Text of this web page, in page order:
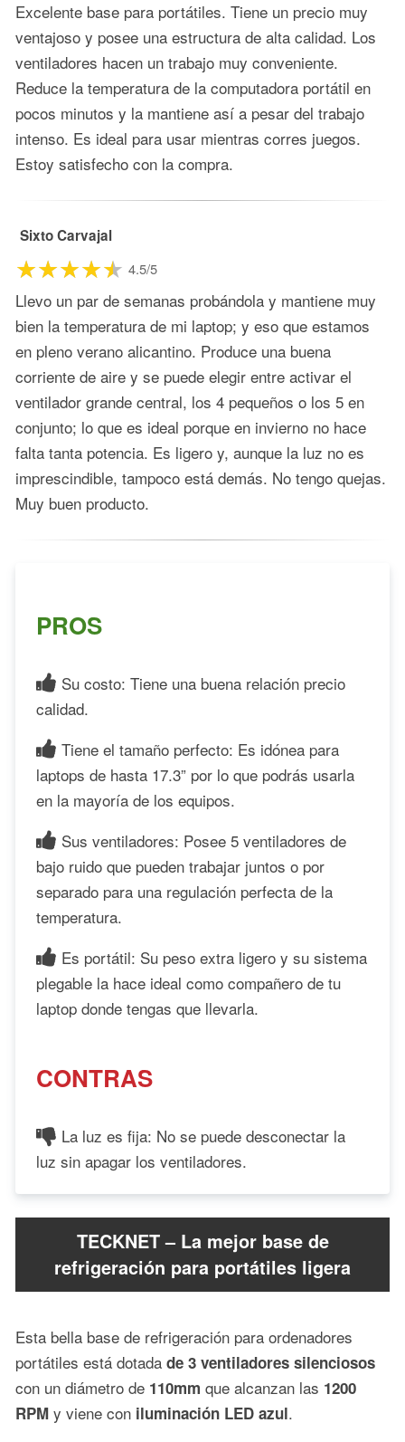
Excelente base para portátiles. Tiene un precio muy
ventajoso y posee una estructura de alta calidad. Los
ventiladores hacen un trabajo muy conveniente.
Reduce la temperatura de la computadora portátil en
pocos minutos y la mantiene así a pesar del trabajo
intenso. Es ideal para usar mientras corres juegos.
Estoy satisfecho con la compra.
Sixto Carvajal
4.5/5
Llevo un par de semanas probándola y mantiene muy
bien la temperatura de mi laptop; y eso que estamos
en pleno verano alicantino. Produce una buena
corriente de aire y se puede elegir entre activar el
ventilador grande central, los 4 pequeños o los 5 en
conjunto; lo que es ideal porque en invierno no hace
falta tanta potencia. Es ligero y, aunque la luz no es
imprescindible, tampoco está demás. No tengo quejas.
Muy buen producto.
PROS
Su costo: Tiene una buena relación precio
calidad.
Tiene el tamaño perfecto: Es idónea para
laptops de hasta 17.3” por lo que podrás usarla
en la mayoría de los equipos.
Sus ventiladores: Posee 5 ventiladores de
bajo ruido que pueden trabajar juntos o por
separado para una regulación perfecta de la
temperatura.
Es portátil: Su peso extra ligero y su sistema
plegable la hace ideal como compañero de tu
laptop donde tengas que llevarla.
CONTRAS
La luz es fija: No se puede desconectar la
luz sin apagar los ventiladores.
TECKNET – La mejor base de
refrigeración para portátiles ligera
Esta bella base de refrigeración para ordenadores
portátiles está dotada de 3 ventiladores silenciosos
con un diámetro de 110mm que alcanzan las 1200
RPM y viene con iluminación LED azul.